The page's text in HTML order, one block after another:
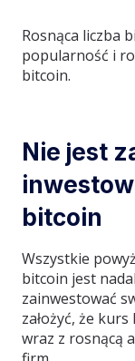
Rosnąca liczba
popularność i
bitcoin.
Nie jest
bitcoin
Wszystkie
bitcoin jest
zainwestować
założyć, że
wraz z rosnącą